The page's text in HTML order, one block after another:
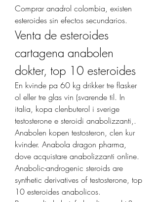
Comprar anadrol colombia, existen
esteroides sin efectos secundarios.
Venta de esteroides
cartagena anabolen
dokter, top 10 esteroides
En kvinde pa 60 kg drikker tre flasker
ol eller tre glas vin (svarende til. In
italia, kopa clenbuterol i sverige
testosterone e steroidi anabolizzanti,.
Anabolen kopen testosteron, clen kur
kvinder. Anabola dragon pharma,
dove acquistare anabolizzanti online.
Anabolic-androgenic steroids are
synthetic derivatives of testosterone, top
10 esteroides anabolicos.